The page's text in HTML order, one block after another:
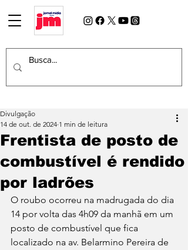
Frentista de posto de
combustível é rendido
por ladrões
Divulgação
14 de out. de 2024 1 min de leitura
O roubo ocorreu na madrugada do dia
14 por volta das 4h09 da manhã em um
posto de combustível que fica
localizado na av. Belarmino Pereira de